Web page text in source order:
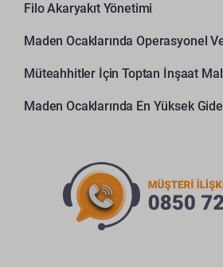
Filo Akaryakıt Yönetimi